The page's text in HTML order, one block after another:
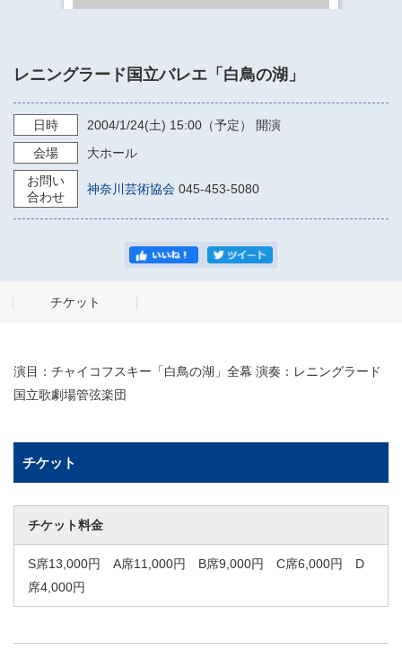
レニングラード国立バレエ「白鳥の湖」
日時 2004/1/24(土) 15:00（予定）
開演
会場
大ホール
お問い
合わせ
神奈川芸術協会 045-453-5080
チケット
演目：チャイコフスキー「白鳥の湖」全幕 演奏：レニングラード
国立歌劇場管弦楽団
チケット
チケット料金
S席13,000円 A席11,000円 B席9,000円 C席6,000円 D
席4,000円